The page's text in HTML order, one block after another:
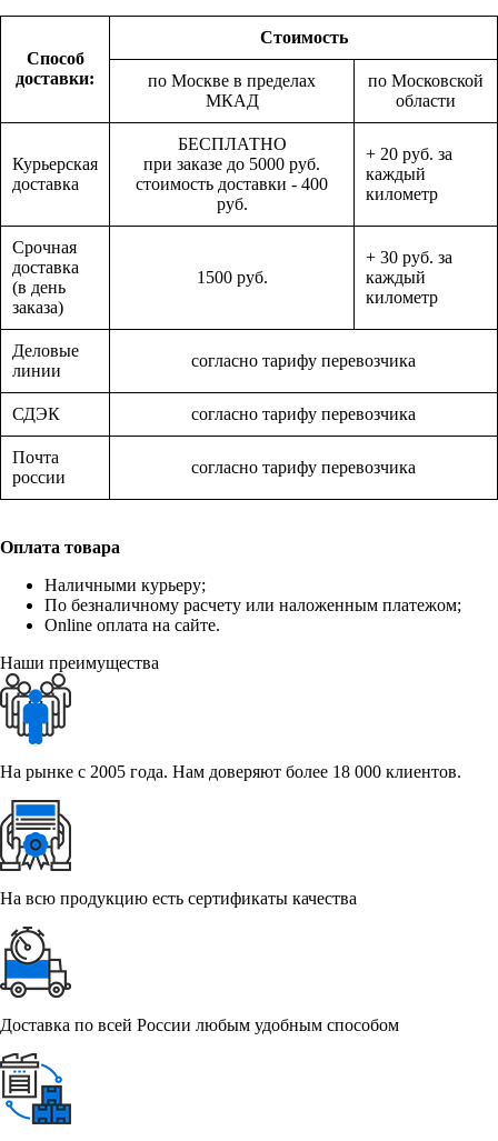
Способ
доставки:
Стоимость
по Москве в пределах
МКАД
по Московской
области
Курьерская
доставка
БЕСПЛАТНО
при заказе до 5000 руб.
стоимость доставки - 400
руб.
+ 20 руб. за
каждый
километр
Срочная
доставка
(в день
заказа)
1500 руб.
+ 30 руб. за
каждый
километр
Деловые
линии
согласно тарифу перевозчика
СДЭК согласно тарифу перевозчика
Почта
россии
согласно тарифу перевозчика
Оплата товара
Наличными курьеру;
По безналичному расчету или наложенным платежом;
Online оплата на сайте.
Наши преимущества
На рынке с 2005 года. Нам доверяют более 18 000 клиентов.
На всю продукцию есть сертификаты качества
Доставка по всей России любым удобным способом